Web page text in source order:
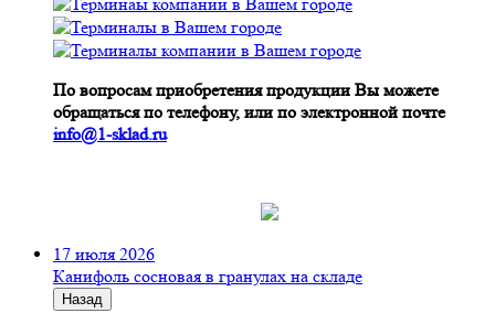
По вопросам приобретения продукции Вы можете
обращаться по телефону, или по электронной почте
info@1-sklad.ru
17 июля 2026
Канифоль сосновая в гранулах на складе
Назад